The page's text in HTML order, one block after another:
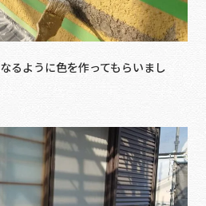
るように色を作ってもらいまし